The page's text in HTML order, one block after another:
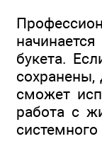
букета.
сохранены,
сможет
работа с
системного